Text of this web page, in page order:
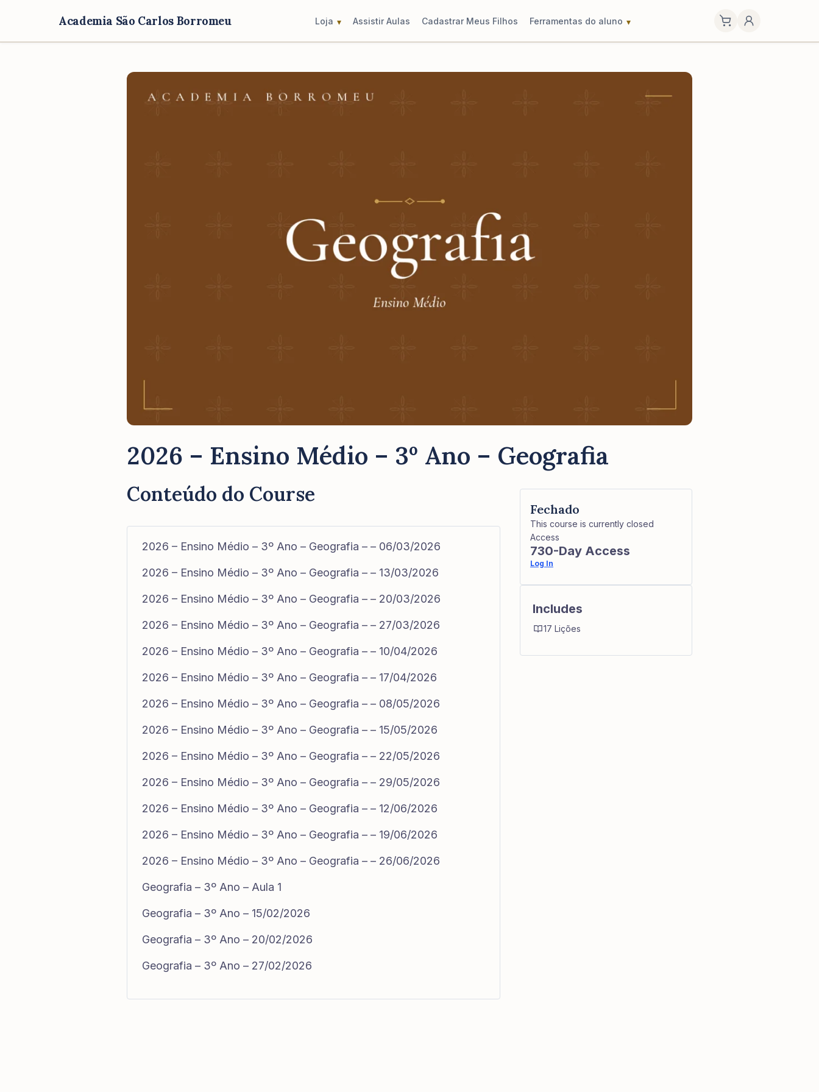
Academia São Carlos Borromeu Loja Assistir Aulas Cadastrar Meus Filhos Ferramentas do aluno
2026 – Ensino Médio – 3º Ano – Geografia
Conteúdo do Course
2026 – Ensino Médio – 3º Ano – Geografia – – 06/03/2026
2026 – Ensino Médio – 3º Ano – Geografia – – 13/03/2026
2026 – Ensino Médio – 3º Ano – Geografia – – 20/03/2026
2026 – Ensino Médio – 3º Ano – Geografia – – 27/03/2026
2026 – Ensino Médio – 3º Ano – Geografia – – 10/04/2026
2026 – Ensino Médio – 3º Ano – Geografia – – 17/04/2026
2026 – Ensino Médio – 3º Ano – Geografia – – 08/05/2026
2026 – Ensino Médio – 3º Ano – Geografia – – 15/05/2026
2026 – Ensino Médio – 3º Ano – Geografia – – 22/05/2026
2026 – Ensino Médio – 3º Ano – Geografia – – 29/05/2026
2026 – Ensino Médio – 3º Ano – Geografia – – 12/06/2026
2026 – Ensino Médio – 3º Ano – Geografia – – 19/06/2026
2026 – Ensino Médio – 3º Ano – Geografia – – 26/06/2026
Geografia – 3º Ano – Aula 1
Geografia – 3º Ano – 15/02/2026
Geografia – 3º Ano – 20/02/2026
Geografia – 3º Ano – 27/02/2026
Fechado
This course is currently closed
Access
730-Day Access
Log In
Includes
17 Lições